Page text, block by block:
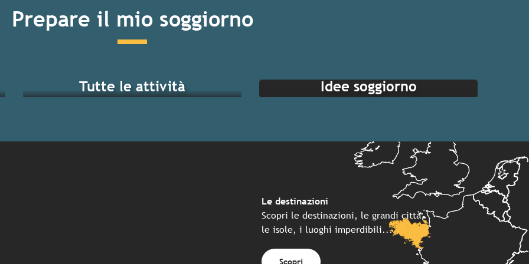
Prepare il mio soggiorno
Tutte le attività
Idee soggiorno
Le destinazioni
Scopri le destinazioni, le grandi città,
le isole, i luoghi imperdibili...
Scopri